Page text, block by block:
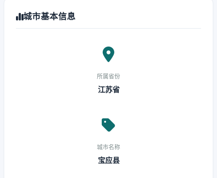
城市基本信息
所属省份
江苏省
城市名称
宝应县